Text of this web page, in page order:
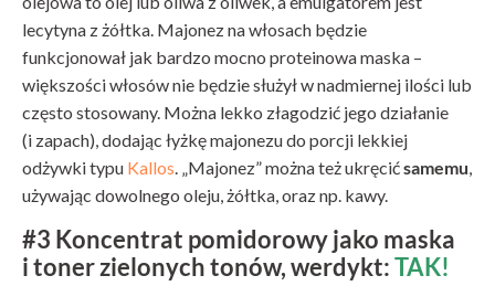
lecytyna z żółtka. Majonez na włosach będzie
funkcjonował jak bardzo mocno proteinowa maska –
większości włosów nie będzie służył w nadmiernej ilości lub
często stosowany. Można lekko złagodzić jego działanie
(i zapach), dodając łyżkę majonezu do porcji lekkiej
odżywki typu Kallos. „Majonez” można też ukręcićsamemu,
używając dowolnego oleju, żółtka, oraz np. kawy.
#3 Koncentrat pomidorowy jako maska
i toner zielonych tonów, werdykt:TAK!